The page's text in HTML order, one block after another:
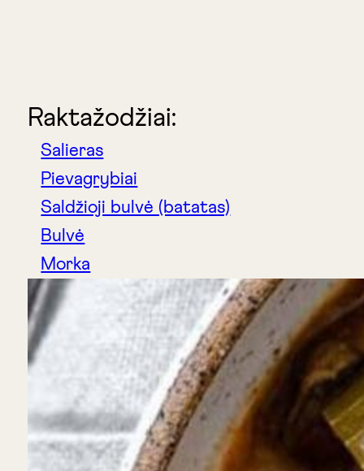
Raktažodžiai:
Salieras
Pievagrybiai
Saldžioji bulvė (batatas)
Bulvė
Morka